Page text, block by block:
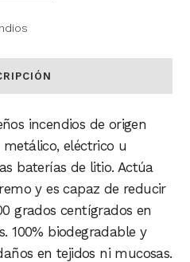
incendios de origen
eléctrico u
baterías de litio. Actúa
y es capaz de reducir
grados centígrados en
100% biodegradable y
en tejidos ni mucosas.